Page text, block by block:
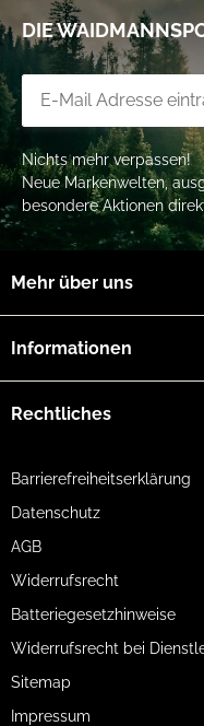
DIE
Nichts mehr verpassen!
Neue Markenwelten,
besondere Aktionen
Mehr über uns
Informationen
Rechtliches
Barrierefreiheitserklärung
Datenschutz
AGB
Widerrufsrecht
Batteriegesetzhinweise
Widerrufsrecht bei
Sitemap
Impressum